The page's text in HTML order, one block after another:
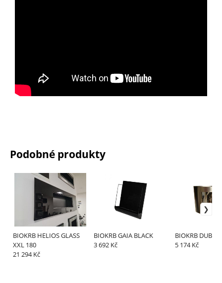
Podobné produkty
BIOKRB HELIOS GLASS
XXL 180
21 294 Kč
BIOKRB GAIA BLACK
3 692 Kč
BIOKRB DUBAJ
5 174 Kč